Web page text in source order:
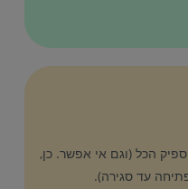
הכל (וגם אי אפשר. כן,
עד סגירה).